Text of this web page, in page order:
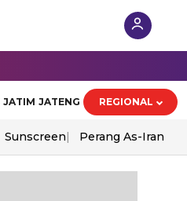
JATIM JATENG REGIONAL
Sunscreen Perang As-Iran